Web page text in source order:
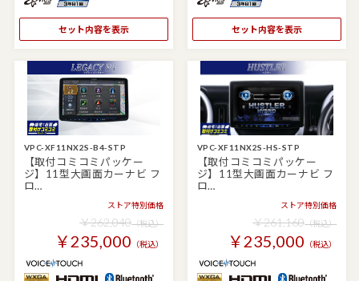
セット内容を表示 セット内容を表示
VPC-XF11NX2S-B4-STP
【取付コミコミパッケー
ジ】11型大画面カーナビ フ
ロ…
ストア特別価格
￥262,040（税込）
￥235,000 （税込）
VPC-XF11NX2S-HS-STP
【取付コミコミパッケー
ジ】11型大画面カーナビ フ
ロ…
ストア特別価格
￥261,160（税込）
￥235,000 （税込）